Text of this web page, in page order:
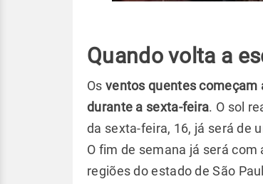
Quando volta a
Os ventos quentes começam
durante a sexta-feira. O sol
da sexta-feira, 16, já será de
O fim de semana já será
regiões do estado de São